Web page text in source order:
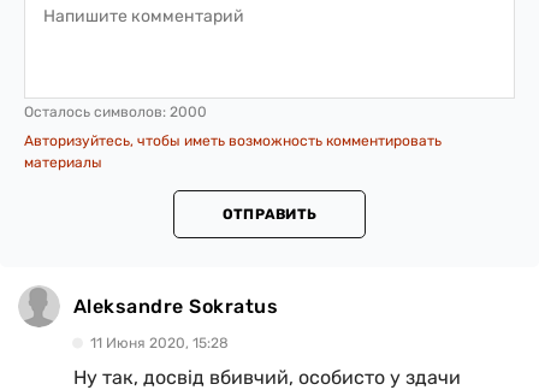
Осталось символов: 2000
Авторизуйтесь, чтобы иметь возможность комментировать
материалы
ОТПРАВИТЬ
Aleksandre Sokratus
11 Июня 2020, 15:28
Ну так, досвід вбивчий, особисто у здачи